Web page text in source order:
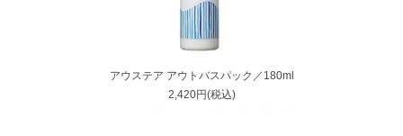
アウステア アウトバスパック／180ml
2,420円(税込)